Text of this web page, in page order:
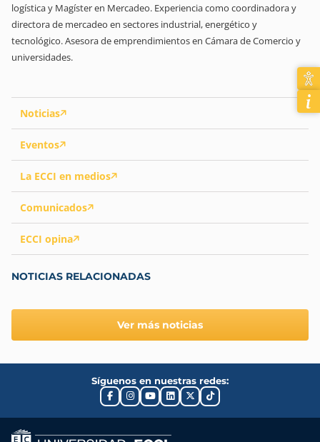
Noticias
Eventos
La ECCI en medios
Comunicados
ECCI opina
NOTICIAS RELACIONADAS
Ver más noticias
logística y Magíster en Mercadeo. Experiencia como coordinadora y
directora de mercadeo en sectores industrial, energético y
tecnológico. Asesora de emprendimientos en Cámara de Comercio y
universidades.
Síguenos en nuestras redes: